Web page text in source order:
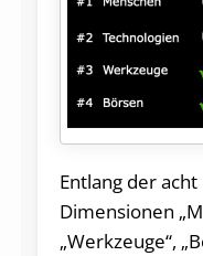
Entlang der acht
Dimensionen
„Werkzeuge“,